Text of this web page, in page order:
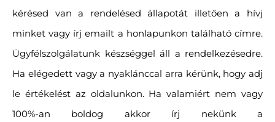
kérésed van a rendelésed állapotát illetően a hívj
minket vagy írj emailt a honlapunkon található címre.
Ügyfélszolgálatunk készséggel áll a rendelkezésedre.
Ha elégedett vagy a nyaklánccal arra kérünk, hogy adj
le értékelést az oldalunkon. Ha valamiért nem vagy
100%-an boldog akkor írj nekünk a